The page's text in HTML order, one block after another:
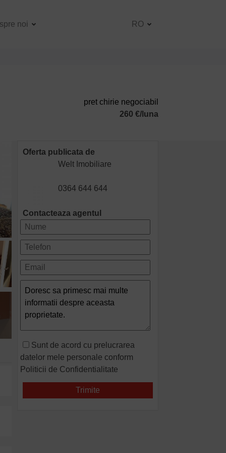
noi RO
pret chirie negociabil
260 €/luna
Oferta publicata de
Welt Imobiliare
0364 644 644
Contacteaza agentul
Sunt de acord cu prelucrarea
datelor mele personale conform
Politicii de Confidentialitate